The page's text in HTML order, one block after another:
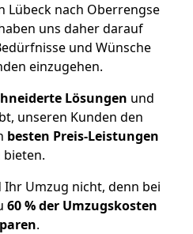
Lübeck nach Oberrengse
uns daher darauf
und Wünsche
einzugehen.
Lösungen und
unseren Kunden den
besten Preis-Leistungen
bieten.
Umzug nicht, denn bei
60 % der Umzugskosten
.